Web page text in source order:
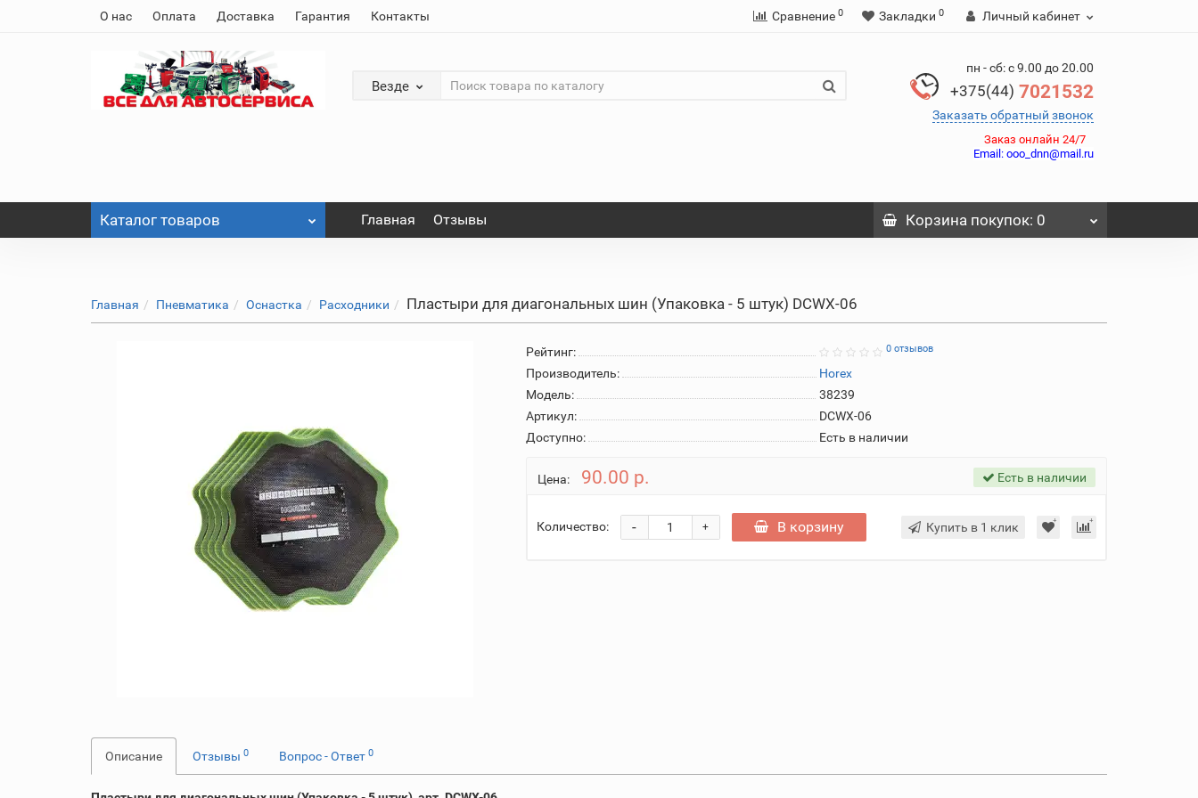
О нас Оплата Доставка Гарантия Контакты Сравнение 0 Закладки 0 Личный кабинет
Везде
пн - сб: с 9.00 до 20.00
+375(44) 7021532
Заказать обратный звонок
Заказ онлайн 24/7
Email: ooo_dnn@mail.ru
Каталог товаров Главная Отзывы Корзинапокупок: 0
Главная Пневматика Оснастка Расходники Пластыри для диагональных шин (Упаковка - 5 штук) DCWX-06
Рейтинг: 0 отзывов
Производитель:
Horex
Модель:
38239
Артикул:
DCWX-06
Доступно:
Есть в наличии
Цена: 90.00 р. Есть в наличии
Количество: +
- В корзину Купить в 1 клик
Описание Отзывы 0 Вопрос - Ответ 0